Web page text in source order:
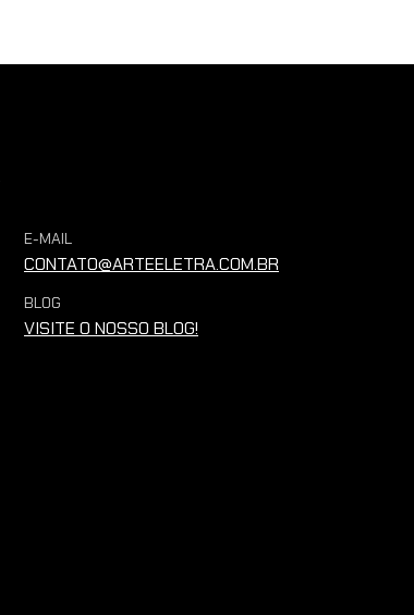
E-MAIL
CONTATO@ARTEELETRA.COM.BR
BLOG
VISITE O NOSSO BLOG!